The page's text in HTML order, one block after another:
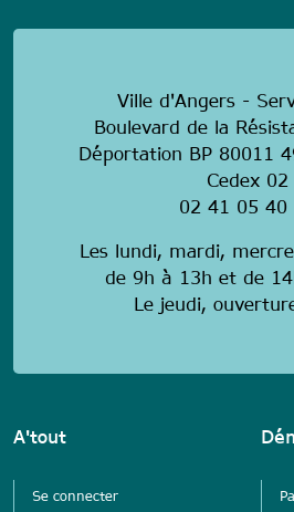
Ville d'Angers -
Boulevard de la
Déportation BP 80011
Cedex 02
02 41 05 40
Les lundi, mardi,
de 9h à 13h et de
Le jeudi,
A'tout
Se connecter